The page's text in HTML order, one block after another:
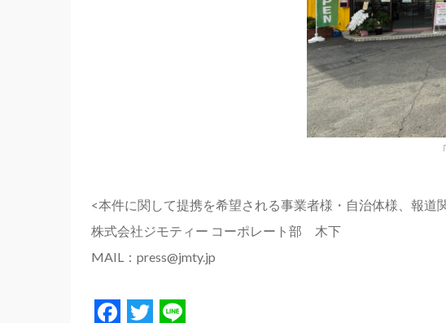
<本件に関して提携を希望される事業者様・自治体様、報道
株式会社ジモティー コーポレート部 木下
MAIL：press@jmty.jp
Facebook
Twitter